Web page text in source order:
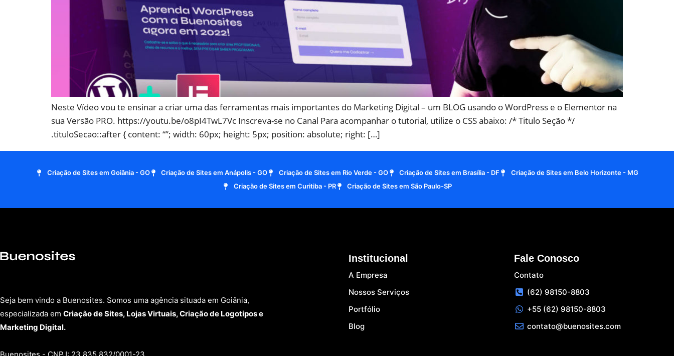
Neste Vídeo vou te ensinar a criar uma das ferramentas mais importantes do Marketing Digital – um BLOG usando o WordPress e o Elementor na
sua Versão PRO. https://youtu.be/o8pI4TwL7Vc Inscreva-se no Canal Para acompanhar o tutorial, utilize o CSS abaixo: /* Titulo Seção */
.tituloSecao::after { content: “”; width: 60px; height: 5px; position: absolute; right: […]
Criação de Sites em Goiânia - GO Criação de Sites em Anápolis - GO Criação de Sites em Rio Verde - GO Criação de Sites em Brasília - DF
Criação de Sites em Belo Horizonte - MG
Criação de Sites em Curitiba - PR
Criação de Sites em São Paulo-SP
Seja bem vindo a Buenosites. Somos uma agência situada em Goiânia,
especializada em Criação de Sites, Lojas Virtuais, Criação de Logotipos e
Marketing Digital.
Institucional
A Empresa
Nossos Serviços
Portfólio
Blog
Fale Conosco
Contato
(62) 98150-8803
+55 (62) 98150-8803
contato@buenosites.com